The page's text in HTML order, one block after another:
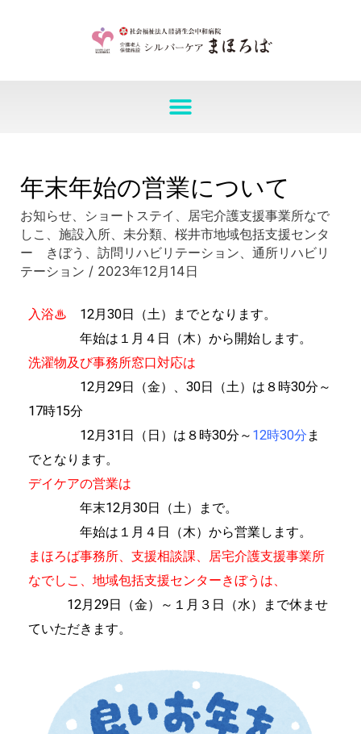
年末年始の営業について
お知らせ、 ショートステイ 、 居宅介護支援事業所なで
しこ 、施設入所、未分類、桜井市地域包括支援センタ
ー きぼう 、訪問リハビリテーション、通所リハビリ
テーション / 2023年12月14日
入浴♨ 12月30日（土）までとなります。
年始は１月４日（木）から開始します。
洗濯物及び事務所窓口対応は
12月29日（金）、30日（土）は８時30分～
17時15分
12月31日（日）は８時30分～ 12時30分 ま
でとなります。
デイケアの営業は
年末12月30日（土）まで。
年始は１月４日（木）から営業します。
まほろば事務所、支援相談課、居宅介護支援事業所
なでしこ、地域包括支援センターきぼうは、
12月29日（金）～１月３日（水）まで休ませ
ていただきます。